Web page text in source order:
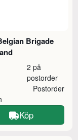
Brigade
2 på
postorder
Postorder
Köp